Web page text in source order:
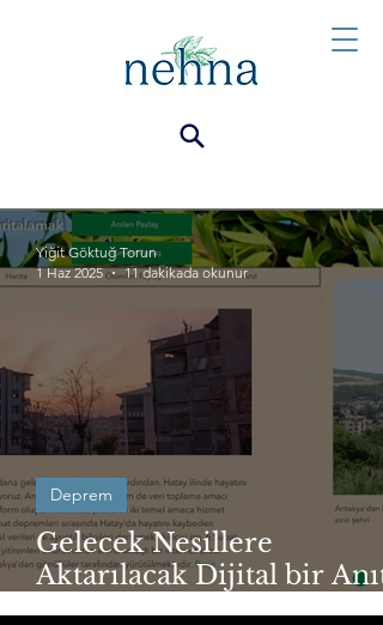
Gelecek Nesillere
Aktarılacak Dijital bir Anıt:
“Antakya’da 6 Şubat'ı
Deprem
Yiğit Göktuğ Torun
1 Haz 2025
11 dakikada okunur